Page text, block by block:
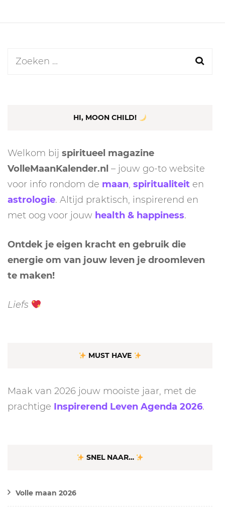
Zoeken
HI, MOON CHILD!
Welkom bij spiritueel magazine
VolleMaanKalender.nl – jouw go-to website
voor info rondom de maan, spiritualiteit en
astrologie. Altijd praktisch, inspirerend en
met oog voor jouw health & happiness.
Ontdek je eigen kracht en gebruik die
energie om van jouw leven je droomleven
te maken!
Liefs
MUST HAVE
Maak van 2026 jouw mooiste jaar, met de
prachtige Inspirerend Leven Agenda 2026.
SNEL NAAR…
Volle maan 2026